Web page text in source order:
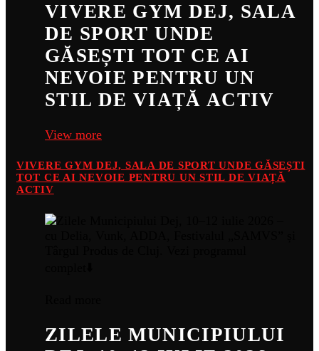
VIVERE GYM DEJ, SALA
DE SPORT UNDE
GĂSEȘTI TOT CE AI
NEVOIE PENTRU UN
STIL DE VIAȚĂ ACTIV
View more
VIVERE GYM DEJ, SALA DE SPORT UNDE GĂSEȘTI
TOT CE AI NEVOIE PENTRU UN STIL DE VIAȚĂ
ACTIV
ZILELE MUNICIPIULUI